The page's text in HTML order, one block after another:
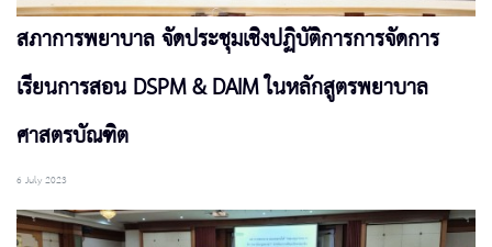
สภาการพยาบาล จัดประชุมเชิงปฏิบัติการการจัดการ
เรียนการสอน DSPM & DAIM ในหลักสูตรพยาบาล
ศาสตรบัณฑิต
6 July 2023